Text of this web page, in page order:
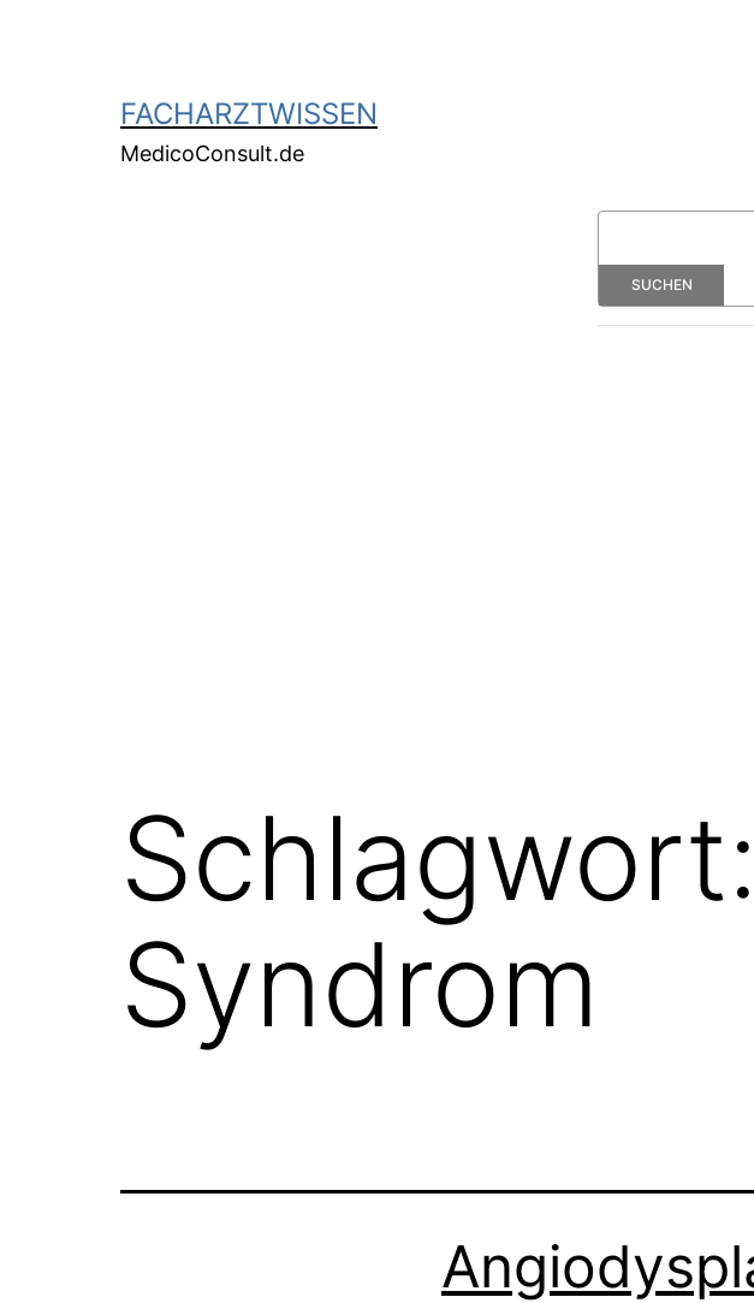
FACHARZTWISSEN
MedicoConsult.de
Schlagwort:
Syndrom